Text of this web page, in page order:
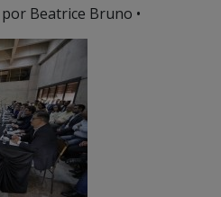
por Beatrice Bruno •